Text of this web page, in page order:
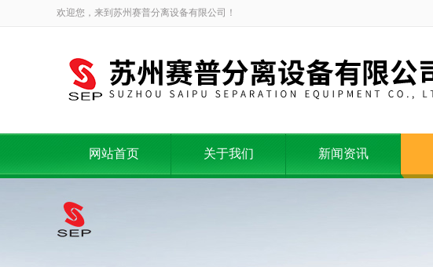
欢迎您，来到苏州赛普分离设备有限公司！
网站首页 关于我们 新闻资讯